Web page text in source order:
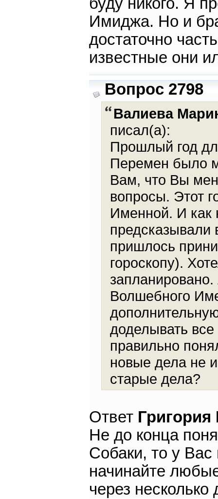
Имиджа. Но и
достаточно
известные они
Вопрос 2798
Валиева
писал(а):
Прошлый год
Перемен было
Вам, что Вы
вопросы. Этот
Именной. И как
пришлось
гороскопу).
Волшебного
доделывать
правильно
новые дела не
старые дела?
Ответ
Не до конца
Собаки, то у Вас
начинайте
через